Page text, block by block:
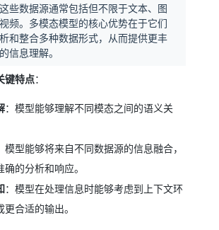
些数据源通常包括但不限于文本、图
频。多模态模型的核心优势在于它们
和整合多种数据形式，从而提供更丰
信息理解。
键特点：
：模型能够理解不同模态之间的语义关
模型能够将来自不同数据源的信息融合，
确的分析和响应。
：模型在处理信息时能够考虑到上下文环
合适的输出。